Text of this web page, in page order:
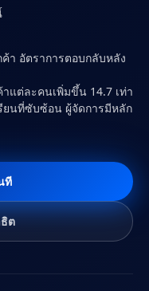
า อัตราการตอบกลับหลัง
แต่ละคนเพิ่มขึ้น 14.7 เท่า
ยนที่ซับซ้อน ผู้จัดการมีหลัก
ที
ต